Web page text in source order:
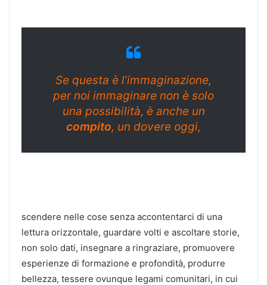
Se questa è l’immaginazione,
per noi immaginare non è solo
una possibilità, è anche un
compito, un dovere oggi,
scendere nelle cose senza accontentarci di una
lettura orizzontale, guardare volti e ascoltare storie,
non solo dati, insegnare a ringraziare, promuovere
esperienze di formazione e profondità, produrre
bellezza, tessere ovunque legami comunitari, in cui